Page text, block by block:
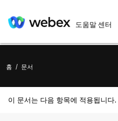
도움말 센터
홈 / 문서
이 문서는 다음 항목에 적용됩니다.